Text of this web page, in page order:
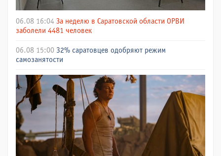
06.08 16:04 За неделю в Саратовской области ОРВИ
заболели 4481 человек
06.08 15:00 32% саратовцев одобряют режим
самозанятости